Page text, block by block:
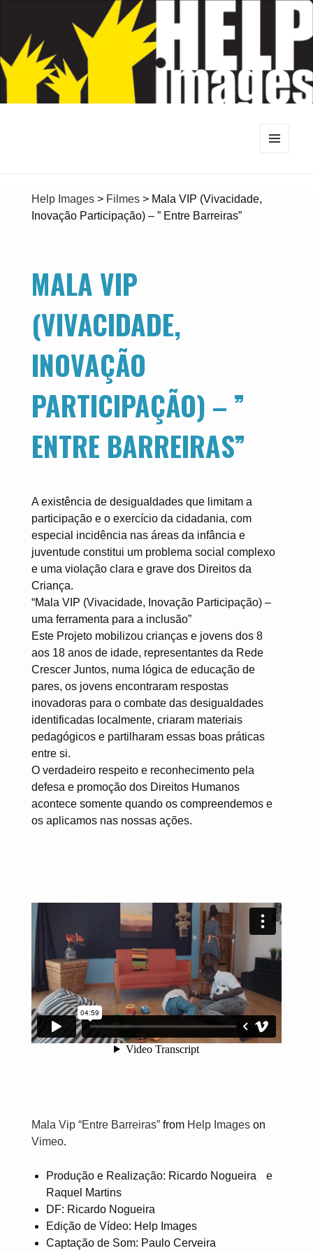
Help Images> Filmes> Mala VIP (Vivacidade,
Inovação Participação) – ” Entre Barreiras”
MALA VIP
(VIVACIDADE,
INOVAÇÃO
PARTICIPAÇÃO) – ”
ENTRE BARREIRAS”
A existência de desigualdades que limitam a
participação e o exercício da cidadania, com
especial incidência nas áreas da infância e
juventude constitui um problema social complexo
e uma violação clara e grave dos Direitos da
Criança.
“Mala VIP (Vivacidade, Inovação Participação) –
uma ferramenta para a inclusão”
Este Projeto mobilizou crianças e jovens dos 8
aos 18 anos de idade, representantes da Rede
Crescer Juntos, numa lógica de educação de
pares, os jovens encontraram respostas
inovadoras para o combate das desigualdades
identificadas localmente, criaram materiais
pedagógicos e partilharam essas boas práticas
entre si.
O verdadeiro respeito e reconhecimento pela
defesa e promoção dos Direitos Humanos
acontece somente quando os compreendemos e
os aplicamos nas nossas ações.
Mala Vip “Entre Barreiras”from Help Imageson
Vimeo.
Produção e Realização: Ricardo Nogueira e
Raquel Martins
DF: Ricardo Nogueira
Edição de Vídeo: Help Images
Captação de Som: Paulo Cerveira